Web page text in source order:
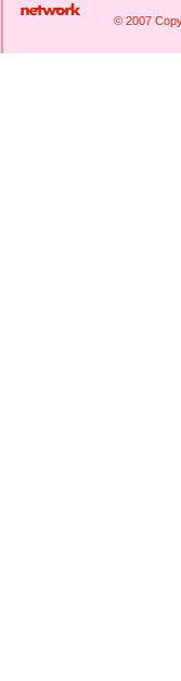
© 2007